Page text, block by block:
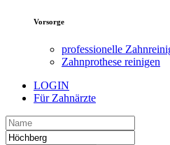
Vorsorge
professionelle
Zahnprothese reinigen
LOGIN
Für Zahnärzte